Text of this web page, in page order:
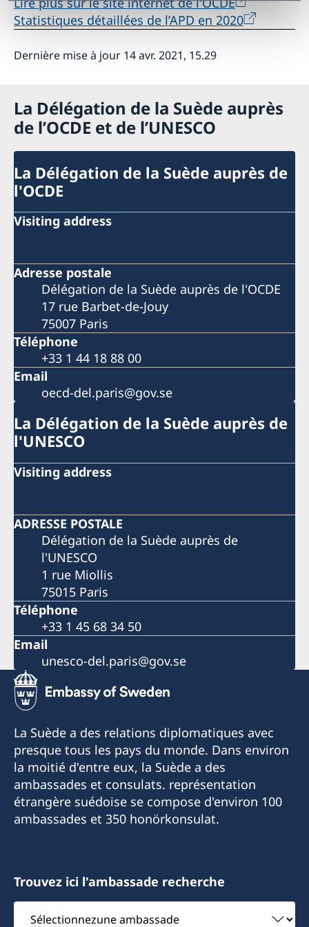
Statistiques détaillées de l’APD en 2020
Dernière mise à jour 14 avr. 2021, 15.29
La Délégation de la Suède auprès
de l’OCDE et de l’UNESCO
La Délégation de la Suède auprès de
l'OCDE
Visiting address
Adresse postale
Délégation de la Suède auprès de l'OCDE
17 rue Barbet-de-Jouy
75007 Paris
Téléphone
+33 1 44 18 88 00
Email
oecd-del.paris@gov.se
La Délégation de la Suède auprès de
l'UNESCO
Visiting address
ADRESSE POSTALE
Délégation de la Suède auprès de
l'UNESCO
1 rue Miollis
75015 Paris
Téléphone
+33 1 45 68 34 50
Email
unesco-del.paris@gov.se
La Suède a des relations diplomatiques avec
presque tous les pays du monde. Dans environ
la moitié d'entre eux, la Suède a des
ambassades et consulats. représentation
étrangère suédoise se compose d'environ 100
ambassades et 350 honörkonsulat.
Trouvez ici l'ambassade recherche
Sélectionnezune